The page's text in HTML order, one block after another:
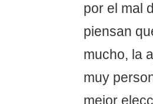
por el mal
piensan
mucho, la
muy
mejor